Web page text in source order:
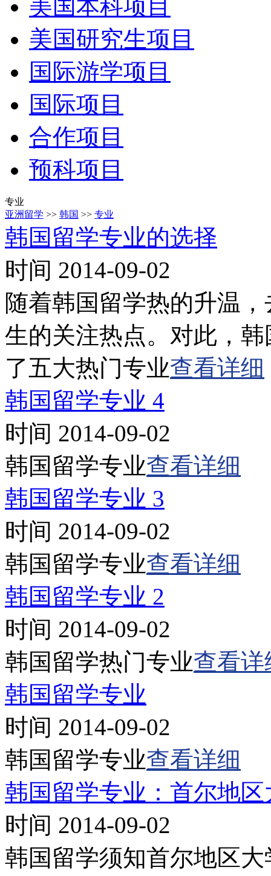
美国本科项目
美国研究生项目
国际游学项目
国际项目
合作项目
预科项目
专业
亚洲留学 >> 韩国 >> 专业
韩国留学专业的选择
时间 2014-09-02
随着韩国留学热的升温
生的关注热点。对此，
了五大热门专业查看详细
韩国留学专业 4
时间 2014-09-02
韩国留学专业查看详细
韩国留学专业 3
时间 2014-09-02
韩国留学专业查看详细
韩国留学专业 2
时间 2014-09-02
韩国留学热门专业查看详
韩国留学专业
时间 2014-09-02
韩国留学专业查看详细
韩国留学专业：首尔地
时间 2014-09-02
韩国留学须知首尔地区